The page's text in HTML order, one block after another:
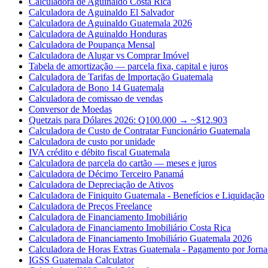
Calculadora de Aguinaldo El Salvador
Calculadora de Aguinaldo Guatemala 2026
Calculadora de Aguinaldo Honduras
Calculadora de Poupança Mensal
Calculadora de Alugar vs Comprar Imóvel
Tabela de amortização — parcela fixa, capital e juros
Calculadora de Tarifas de Importação Guatemala
Calculadora de Bono 14 Guatemala
Calculadora de comissao de vendas
Conversor de Moedas
Quetzais para Dólares 2026: Q100.000 → ~$12.903
Calculadora de Custo de Contratar Funcionário Guatemala
Calculadora de custo por unidade
IVA crédito e débito fiscal Guatemala
Calculadora de parcela do cartão — meses e juros
Calculadora de Décimo Terceiro Panamá
Calculadora de Depreciação de Ativos
Calculadora de Finiquito Guatemala - Benefícios e Liquidação
Calculadora de Preços Freelance
Calculadora de Financiamento Imobiliário
Calculadora de Financiamento Imobiliário Costa Rica
Calculadora de Financiamento Imobiliário Guatemala 2026
Calculadora de Horas Extras Guatemala - Pagamento por
IGSS Guatemala Calculator